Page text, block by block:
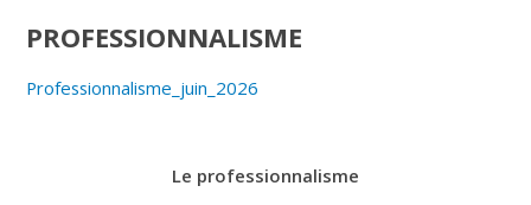
PROFESSIONNALISME
Professionnalisme_juin_2026
Le professionnalisme